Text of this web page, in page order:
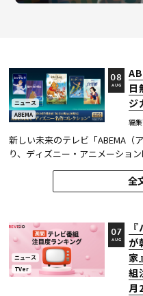
ニュース
ABEMA
日
ジ
編
08
AUG
新しい未来のテレビ「ABEMA（
り、ディズニー・アニメーショ
定で無料放送することを決定し
全
ニュース
TVer
が
家
組
月
07
AUG